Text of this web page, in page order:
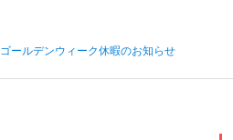
ゴールデンウィーク休暇のお知らせ